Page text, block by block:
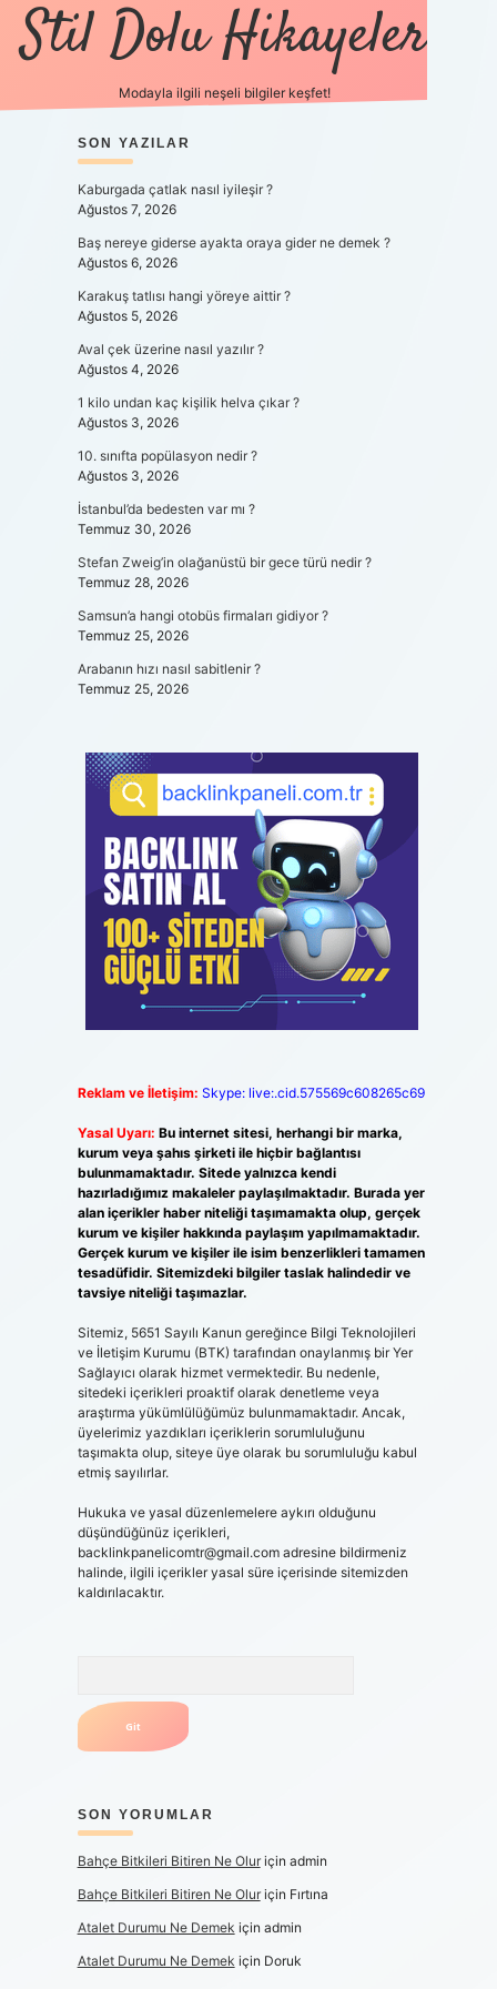
Stil Dolu Hikayeler
Modayla ilgili neşeli bilgiler keşfet!
SIDEBAR
SON YAZILAR
Kaburgada çatlak nasıl iyileşir ?
Ağustos 7, 2026
Baş nereye giderse ayakta oraya gider ne demek ?
Ağustos 6, 2026
Karakuş tatlısı hangi yöreye aittir ?
Ağustos 5, 2026
Aval çek üzerine nasıl yazılır ?
Ağustos 4, 2026
1 kilo undan kaç kişilik helva çıkar ?
Ağustos 3, 2026
10. sınıfta popülasyon nedir ?
Ağustos 3, 2026
İstanbul’da bedesten var mı ?
Temmuz 30, 2026
Stefan Zweig’in olağanüstü bir gece türü nedir ?
Temmuz 28, 2026
Samsun’a hangi otobüs firmaları gidiyor ?
Temmuz 25, 2026
Arabanın hızı nasıl sabitlenir ?
Temmuz 25, 2026
Reklam ve İletişim: Skype: live:.cid.575569c608265c69
Yasal Uyarı: Bu internet sitesi, herhangi bir marka,
kurum veya şahıs şirketi ile hiçbir bağlantısı
bulunmamaktadır. Sitede yalnızca kendi
hazırladığımız makaleler paylaşılmaktadır. Burada yer
alan içerikler haber niteliği taşımamakta olup, gerçek
kurum ve kişiler hakkında paylaşım yapılmamaktadır.
Gerçek kurum ve kişiler ile isim benzerlikleri tamamen
tesadüfidir. Sitemizdeki bilgiler taslak halindedir ve
tavsiye niteliği taşımazlar.
Sitemiz, 5651 Sayılı Kanun gereğince Bilgi Teknolojileri
ve İletişim Kurumu (BTK) tarafından onaylanmış bir Yer
Sağlayıcı olarak hizmet vermektedir. Bu nedenle,
sitedeki içerikleri proaktif olarak denetleme veya
araştırma yükümlülüğümüz bulunmamaktadır. Ancak,
üyelerimiz yazdıkları içeriklerin sorumluluğunu
taşımakta olup, siteye üye olarak bu sorumluluğu kabul
etmiş sayılırlar.
Hukuka ve yasal düzenlemelere aykırı olduğunu
düşündüğünüz içerikleri,
backlinkpanelicomtr@gmail.comadresine bildirmeniz
halinde, ilgili içerikler yasal süre içerisinde sitemizden
kaldırılacaktır.
SON YORUMLAR
Bahçe Bitkileri Bitiren Ne Oluriçin admin
Bahçe Bitkileri Bitiren Ne Oluriçin Fırtına
Atalet Durumu Ne Demek için admin
Atalet Durumu Ne Demek için Doruk